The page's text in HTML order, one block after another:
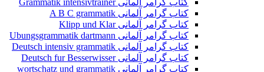
کتاب گرامر آلمانی A B C grammatik
کتاب گرامر آلمانی Klipp und Klar
کتاب گرامر آلمانی Ubungsgrammatik dartmann
کتاب گرامر آلمانی Deutsch intensiv grammatik
کتاب گرامر آلمانی Deutsch fur Besserwisser
کتاب گرامر آلمانی wortschatz und grammatik